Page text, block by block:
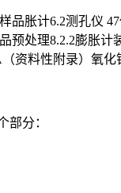
品胀计6.2测孔仪
处理8.2.2膨胀
资料性附录）氧
部分：